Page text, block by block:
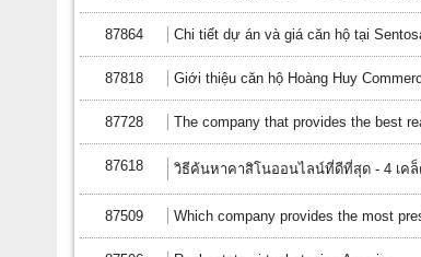
87864 Chi tiết dự án và giá căn hộ tại
87818 Giới thiệu căn hộ Hoàng Huy
87728 The company that provides the best
87618 วิธีค้นหาคาสิโนออนไลน์ที่ดีที่สุด - 4 เค
87509 Which company provides the most